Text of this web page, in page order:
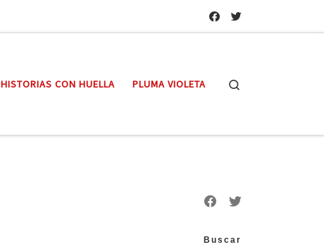
HISTORIAS CON HUELLA PLUMA VIOLETA
Buscar